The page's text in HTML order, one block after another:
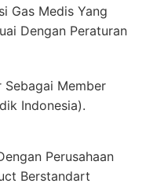
Gas Medis Yang
Dengan Peraturan
Sebagai Member
Indonesia).
Perusahaan
Berstandart